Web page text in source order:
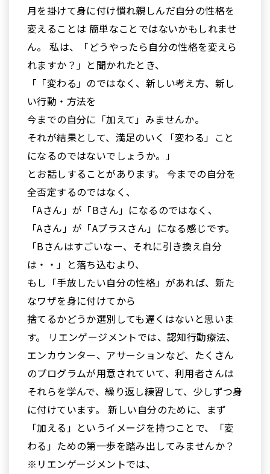
月を掛けて身に付け慣れ親しんだ自分の性格を
変えることは 簡単なことではないかもしれませ
ん。 私は、「どうやったら自分の性格を変えら
れますか？」と聞かれたとき、
「「変わる」のではなく、新しい考え方、新し
い行動・方法を
今までの自分に「加えて」みませんか。
それが結果として、満足のいく「変わる」こと
になるのではないでしょうか。」
とお話しすることがあります。 今までの自分を
全否定するのではなく、
「Aさん」が「Bさん」になるのではなく、
「Aさん」が「Aプラスさん」になる感じです。
「Bさんはすごいなー、それに引き換え自分
は・・」と落ち込むより、
もし「手放したい自分の性格」があれば、新た
なワザを身に付けてから
捨てるかどうか選別しても遅くはないと思いま
す。 リエンゲージメントでは、認知行動療法、
エンカウンター、アサーションなど、たくさん
のプログラムが用意されていて、利用者さんは
それらを学んで、繰り返し練習して、少しずつ身
に付けています。 新しい自分のために、まず
「加える」というイメージを持つことで、「変
わる」ための第一歩を踏み出してみませんか？
※リエンゲージメントでは、